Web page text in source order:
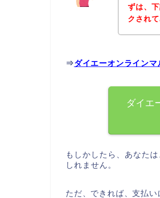
ずは、
クされ
⇒ダイエーオンライン
ダイエ
もしかしたら、あなた
しれません。
ただ、できれば、支払